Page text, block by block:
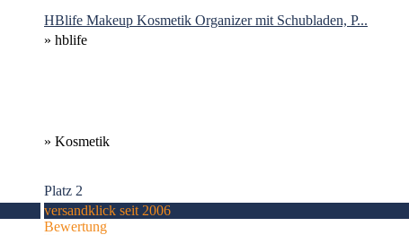
HBlife Makeup Kosmetik Organizer mit Schubladen, P...
» hblife
» Kosmetik
Platz 2
versandklick seit 2006
Bewertung